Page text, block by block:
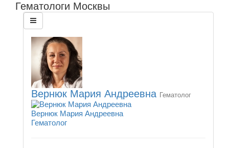
Гематологи Москвы
Вернюк Мария Андреевна Гематолог
Вернюк Мария Андреевна
Гематолог